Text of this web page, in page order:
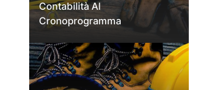
Contabilità Al
Cronoprogramma